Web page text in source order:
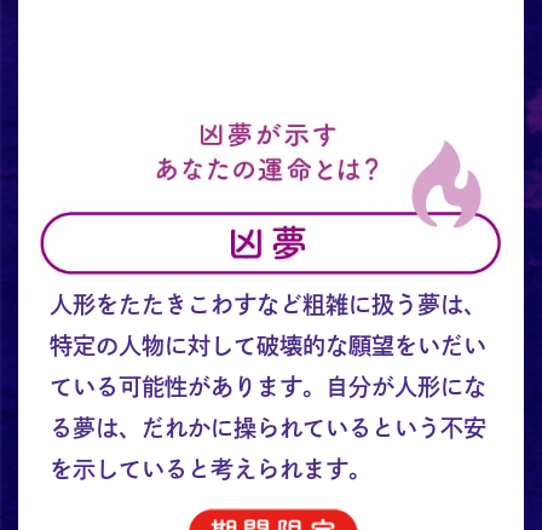
人形をたたきこわすなど粗雑に扱う夢は、
特定の人物に対して破壊的な願望をいだい
ている可能性があります。自分が人形にな
る夢は、だれかに操られているという不安
を示していると考えられます。